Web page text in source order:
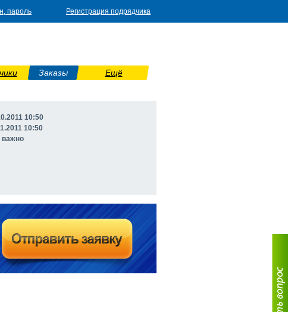
пароль Регистрация подрядчика
Заказы Ещё
10:50
10:50
важно